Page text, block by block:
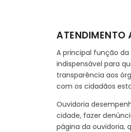
A principal função
indispensável para
transparência aos
com os cidadãos
Ouvidoria
cidade, fazer
página da ouvidoria,